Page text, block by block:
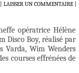
LAISSER UN COMMENTAIRE|
opératrice Hélène
Disco Boy, réalisé par
Varda, Wim Wenders
courses effrénées de